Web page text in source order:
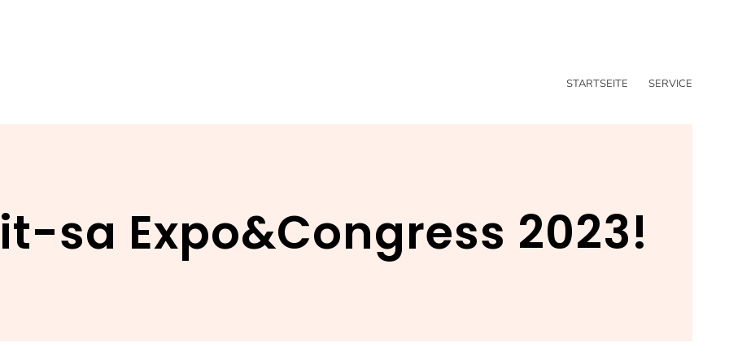
STARTSEITE SERVICE
sa Expo&Congress 2023!